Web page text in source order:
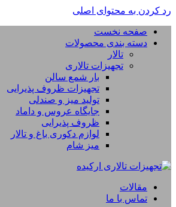
رد کردن به محتوای اصلی
صفحه نخست
دسته بندی محصولات
تالار
تجهیزات تالاری
بار شمع سالن
تجهیزات ظروف پذیرایی
تولید میز و صندلی
جایگاه عروس و داماد
ظروف پذیرایی
لوازم دکوری باغ و تالار
میز شام
مقالات
تماس با ما